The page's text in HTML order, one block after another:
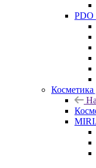
PDO
Косметика